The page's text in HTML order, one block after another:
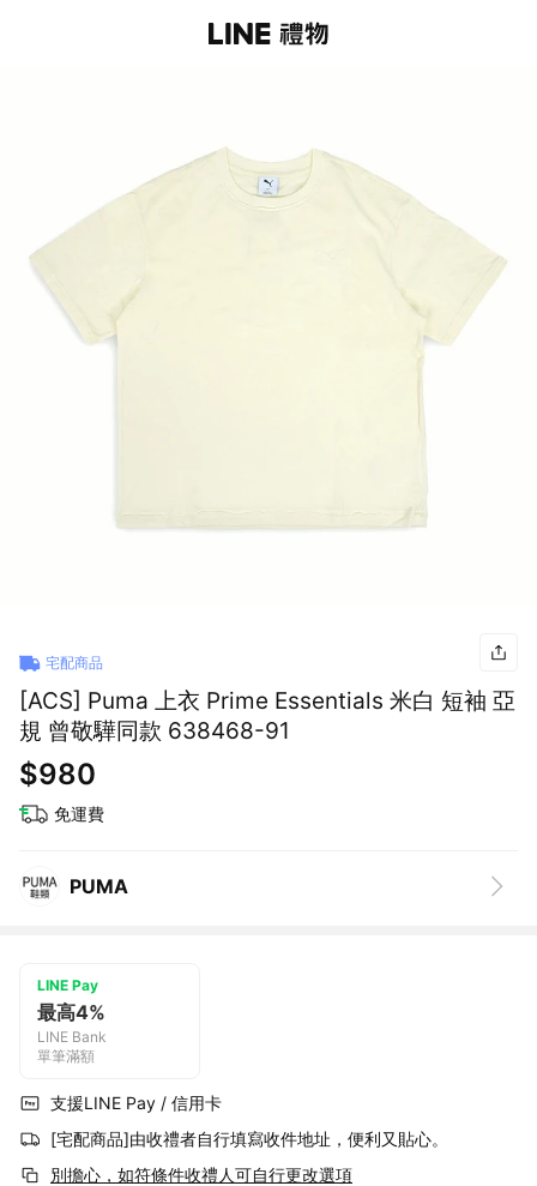
宅配商品
[ACS] Puma 上衣 Prime Essentials 米白 短袖 亞
規 曾敬驊同款 638468-91
$980
免運費
PUMA
LINE Pay
最高4%
LINE Bank
單筆滿額
支援LINE Pay / 信用卡
[宅配商品]由收禮者自行填寫收件地址，便利又貼心。
別擔心，如符條件收禮人可自行更改選項